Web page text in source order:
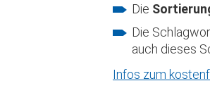
Die
Die
auch dieses
Infos zum